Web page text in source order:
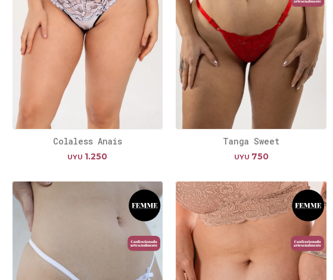
Colaless Anais
UYU 1.250
Tanga Sweet
UYU 750